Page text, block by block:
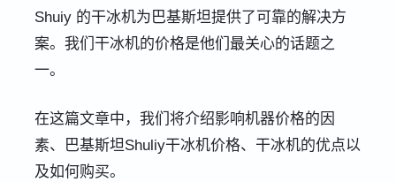
Shuiy 的干冰机为巴基斯坦提供了可靠的解决方
案。我们干冰机的价格是他们最关心的话题之
一。
在这篇文章中，我们将介绍影响机器价格的因
素、巴基斯坦Shuliy干冰机价格、干冰机的优点以
及如何购买。